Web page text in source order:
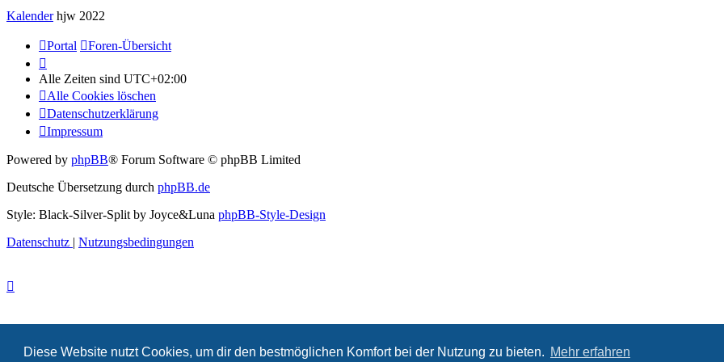
Diese Website nutzt Cookies, um dir den bestmöglichen Komfort bei der Nutzung zu bieten. Mehr erfahren
Kalenderhjw 2022
Portal Foren-Übersicht
Alle Zeiten sind UTC+02:00
Alle Cookies löschen
Datenschutzerklärung
Impressum
Powered by phpBB® Forum Software © phpBB Limited
Deutsche Übersetzung durch phpBB.de
Style: Black-Silver-Split by Joyce&Luna phpBB-Style-Design
Datenschutz | Nutzungsbedingungen